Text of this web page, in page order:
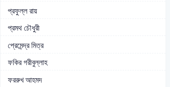
প্রফুল্ল রায়
প্রমথ চৌধুরী
প্রেমেন্দ্র মিত্র
ফকির গরীবুল্লাহ
ফররুখ আহমদ